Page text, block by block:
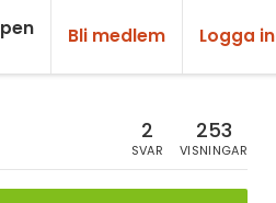
Bli medlem Logga in
2
SVAR
253
VISNINGAR
Matematik
Kemi